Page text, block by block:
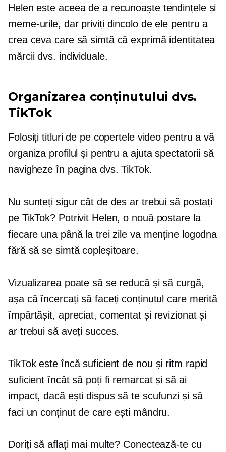
Helen este aceea de a recunoaște tendințele și
meme-urile, dar priviți dincolo de ele pentru a
crea ceva care să simtă că exprimă identitatea
mărcii dvs. individuale.
Organizarea conținutului dvs.
TikTok
Folosiți titluri de pe copertele video pentru a vă
organiza profilul și pentru a ajuta spectatorii să
navigheze în pagina dvs. TikTok.
Nu sunteți sigur cât de des ar trebui să postați
pe TikTok? Potrivit Helen, o nouă postare la
fiecare una până la trei zile va menține logodna
fără să se simtă copleșitoare.
Vizualizarea poate să se reducă și să curgă,
așa că încercați să faceți conținutul care merită
împărtășit, apreciat, comentat și revizionat și
ar trebui să aveți succes.
TikTok este încă suficient de nou și ritm rapid
suficient încât să poți fi remarcat și să ai
impact, dacă ești dispus să te scufunzi și să
faci un conținut de care ești mândru.
Doriți să aflați mai multe? Conectează-te cu